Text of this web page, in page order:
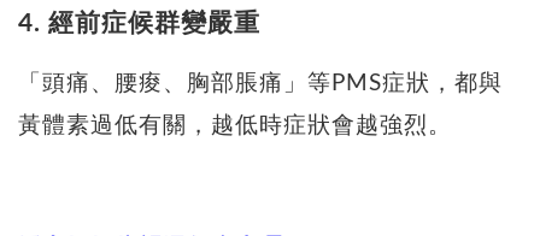
4. 經前症候群變嚴重
「頭痛、腰痠、胸部脹痛」等PMS症狀，都與
黃體素過低有關，越低時症狀會越強烈。